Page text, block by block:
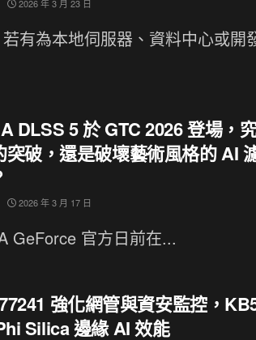
2026 年 3 月 23 日
有為本地伺服器、資料中心或開
DLSS 5 於 GTC 2026 登場，
突破，還是破壞藝術風格的 AI
2026 年 3 月 17 日
GeForce 官方日前在...
強化網管與資安監控，
Silica 邊緣 AI 效能